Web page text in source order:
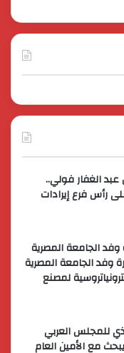
الغفار فولي..
رأس فرع إيرادات
وفد الجامعة المصرية
وفد الجامعة المصرية
لمصنع
للمجلس العربي
مع الأمين العام